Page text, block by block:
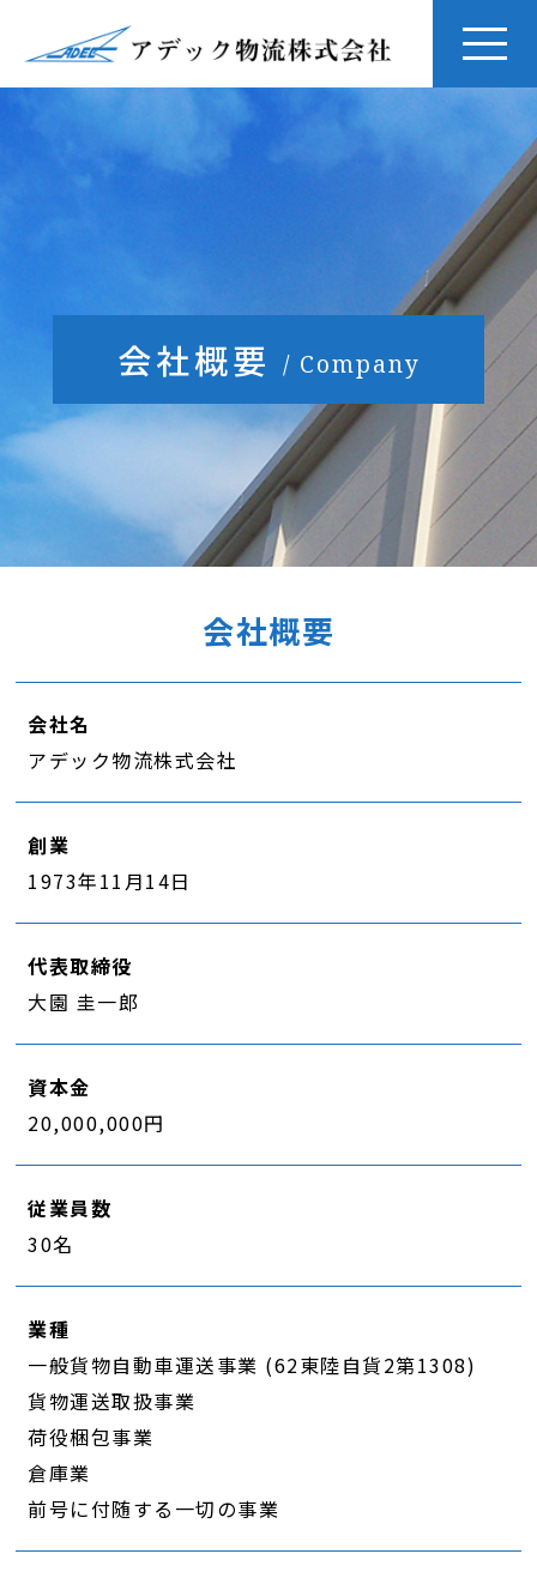
会社概要 / Company
会社概要
会社名
アデック物流株式会社
創業
1973年11月14日
代表取締役
大園 圭一郎
資本金
20,000,000円
従業員数
30名
業種
一般貨物自動車運送事業 (62東陸自貨2第1308)
貨物運送取扱事業
荷役梱包事業
倉庫業
前号に付随する一切の事業